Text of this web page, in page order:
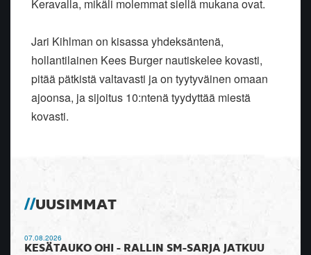
Keravalla, mikäli molemmat siellä mukana ovat.
Jari Kihlman on kisassa yhdeksäntenä,
hollantilainen Kees Burger nautiskelee kovasti,
pitää pätkistä valtavasti ja on tyytyväinen omaan
ajoonsa, ja sijoitus 10:ntenä tyydyttää miestä
kovasti.
UUSIMMAT
07.08.2026
KESÄTAUKO OHI - RALLIN SM-SARJA JATKUU